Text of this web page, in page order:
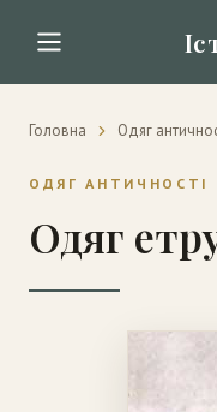
Головна Одяг
ОДЯГ АНТИЧНОСТІ
Одяг